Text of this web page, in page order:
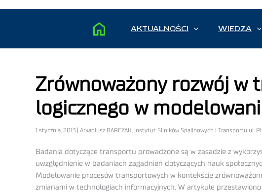
AKTUALNOŚCI WIEDZA
Zrównoważony rozwój w
logicznego w
1 stycznia, 2013 | Arkadiusz BARCZAK, Instytut Silników Spalinowych i Transportu ul.
Badania dotyczące transportu prowadzone są w zasadzie z
uwzględnienie w badaniach zagadnień dotyczących nauk
Modelowanie procesów transportowych w kontekście
zmianami w technologiach informacyjnych. W artykule